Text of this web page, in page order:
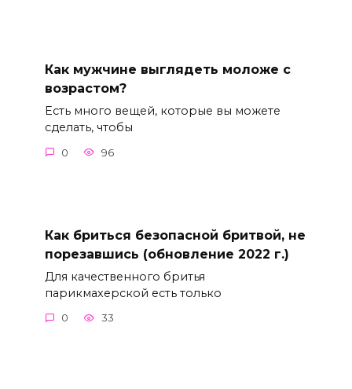
Как мужчине выглядеть моложе с
возрастом?
Есть много вещей, которые вы можете
сделать, чтобы
0 96
Как бриться безопасной бритвой, не
порезавшись (обновление 2022 г.)
Для качественного бритья
парикмахерской есть только
0 33